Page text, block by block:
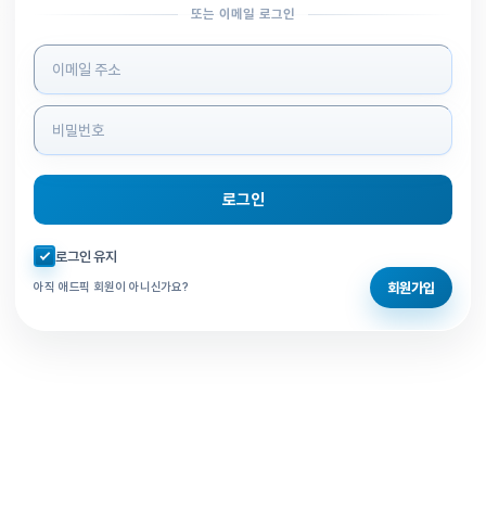
또는 이메일 로그인
로그인 정보 입력
로그인
자동로그인 체크
로그인 유지
아직 애드픽 회원이 아니신가요? 회원가입